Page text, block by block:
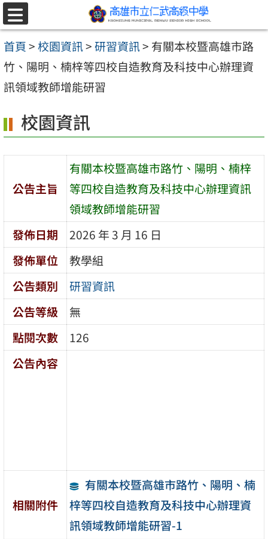
跳至主要內容區
選
單
首頁>校園資訊>研習資訊> 有關本校暨高雄市路
竹、陽明、楠梓等四校自造教育及科技中心辦理資
訊領域教師增能研習
校園資訊
公告主旨
有關本校暨高雄市路竹、陽明、楠梓
等四校自造教育及科技中心辦理資訊
領域教師增能研習
發佈日期
2026 年 3 月 16 日
發佈單位
教學組
公告類別
研習資訊
公告等級
無
點閱次數
126
公告內容
相關附件
有關本校暨高雄市路竹、陽明、楠
梓等四校自造教育及科技中心辦理資
訊領域教師增能研習-1